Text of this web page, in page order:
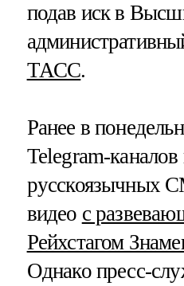
подав иск в
ТАСС.
Ранее в
Telegram-каналов
русскоязычных
видео с
Рейхстагом
Однако пресс-